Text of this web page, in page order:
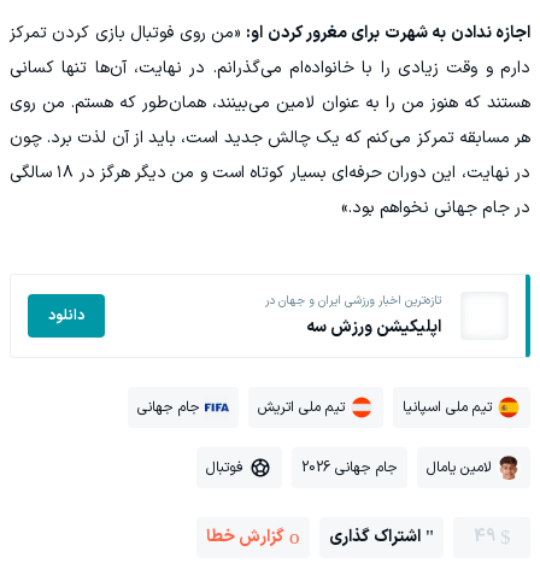
اجازه ندادن به شهرت برای مغرور کردن او: «من روی فوتبال بازی کردن تمرکز
دارم و وقت زیادی را با خانواده‌ام می‌گذرانم. در نهایت، آن‌ها تنها کسانی
هستند که هنوز من را به عنوان لامین می‌بینند، همان‌طور که هستم. من روی
هر مسابقه تمرکز می‌کنم که یک چالش جدید است، باید از آن لذت برد. چون
در نهایت، این دوران حرفه‌ای بسیار کوتاه است و من دیگر هرگز در ۱۸ سالگی
در جام جهانی نخواهم بود.»
تازه‌ترین اخبار ورزشی ایران و جهان در
اپلیکیشن ورزش سه دانلود
تیم ملی اسپانیا تیم ملی اتریش جام جهانی
لامین یامال جام جهانی 2026 فوتبال
49 اشتراک گذاری گزارش خطا